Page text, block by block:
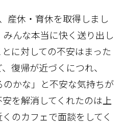
産休・育休を取得しまし
んな本当に快く送り出し
に対しての不安はまった
復帰が近づくにつれ、
のかな」と不安な気持ちが
を解消してくれたのは上
のカフェで面談をしてく